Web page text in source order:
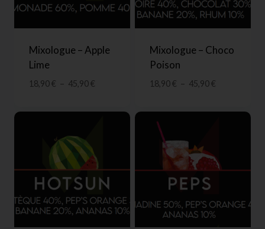
Mixologue – Apple
Lime
18,90€ – 45,90€
Mixologue – Choco
Poison
18,90€ – 45,90€